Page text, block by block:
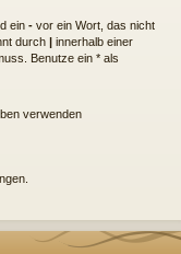
ein - vor ein Wort, das nicht
durch | innerhalb einer
Benutze ein * als
verwenden